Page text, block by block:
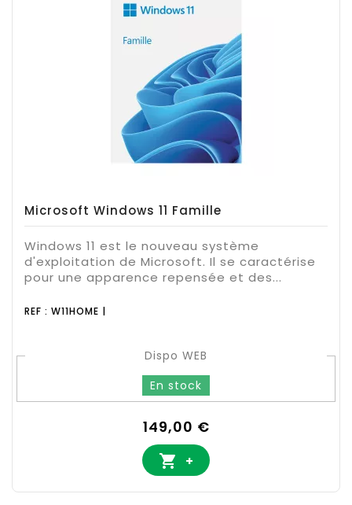
Microsoft Windows 11 Famille
Windows 11 est le nouveau système
d'exploitation de Microsoft. Il se caractérise
pour une apparence repensée et des...
REF : W11HOME |
Dispo WEB
En stock
Prix
149,00 €
 +